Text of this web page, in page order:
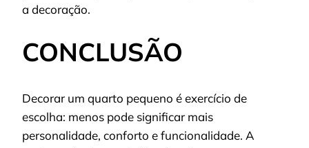
a decoração.
CONCLUSÃO
Decorar um quarto pequeno é exercício de
escolha: menos pode significar mais
personalidade, conforto e funcionalidade. A